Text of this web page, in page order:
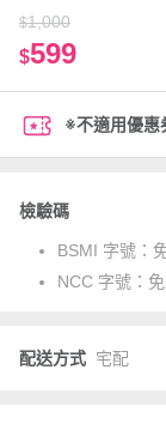
$1,000
$599
※不適用優惠
檢驗碼
BSMI 字號：
NCC 字號：
配送方式 宅配